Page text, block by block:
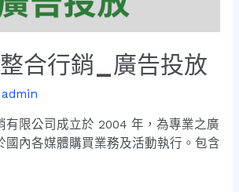
合行銷_廣告投放
admin
有限公司成立於 2004 年，為專業之廣
國內各媒體購買業務及活動執行。包含